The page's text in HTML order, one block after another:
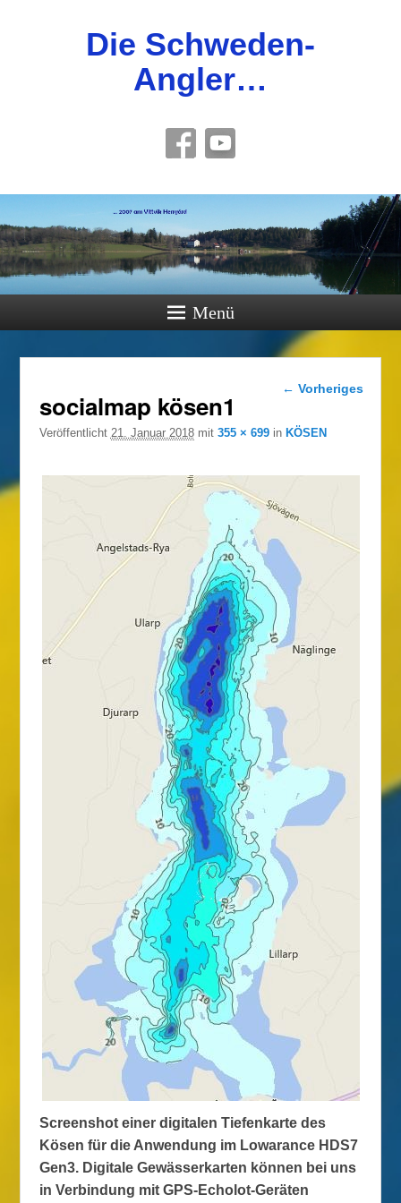
Die Schweden-
Angler…
Menü
Bilder-
Navigation
← Vorheriges
socialmap kösen1
Veröffentlicht 21. Januar 2018mit 355 × 699in KÖSEN
Screenshot einer digitalen Tiefenkarte des
Kösen für die Anwendung im Lowarance HDS7
Gen3. Digitale Gewässerkarten können bei uns
in Verbindung mit GPS-Echolot-Geräten